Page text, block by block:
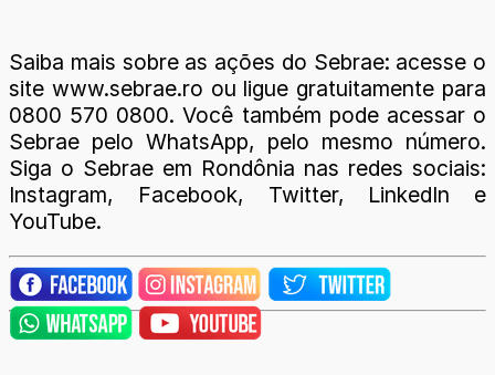
Saiba mais sobre as ações do Sebrae: acesse o
site www.sebrae.ro ou ligue gratuitamente para
0800 570 0800. Você também pode acessar o
Sebrae pelo WhatsApp, pelo mesmo número.
Siga o Sebrae em Rondônia nas redes sociais:
Instagram, Facebook, Twitter, LinkedIn e
YouTube.